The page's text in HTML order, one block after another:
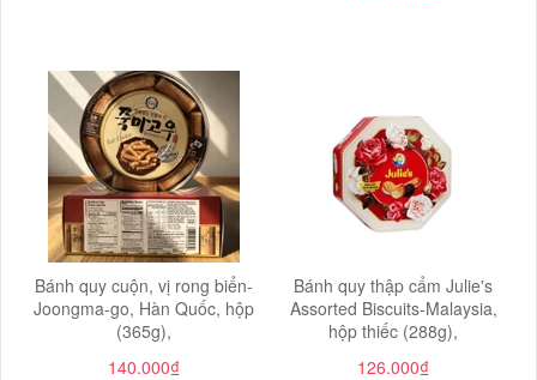
Bánh quy cuộn, vị rong biển-
Joongma-go, Hàn Quốc, hộp
(365g),
140.000₫
Bánh quy thập cẩm Julie's
Assorted Biscuits-Malaysia,
hộp thiếc (288g),
126.000₫